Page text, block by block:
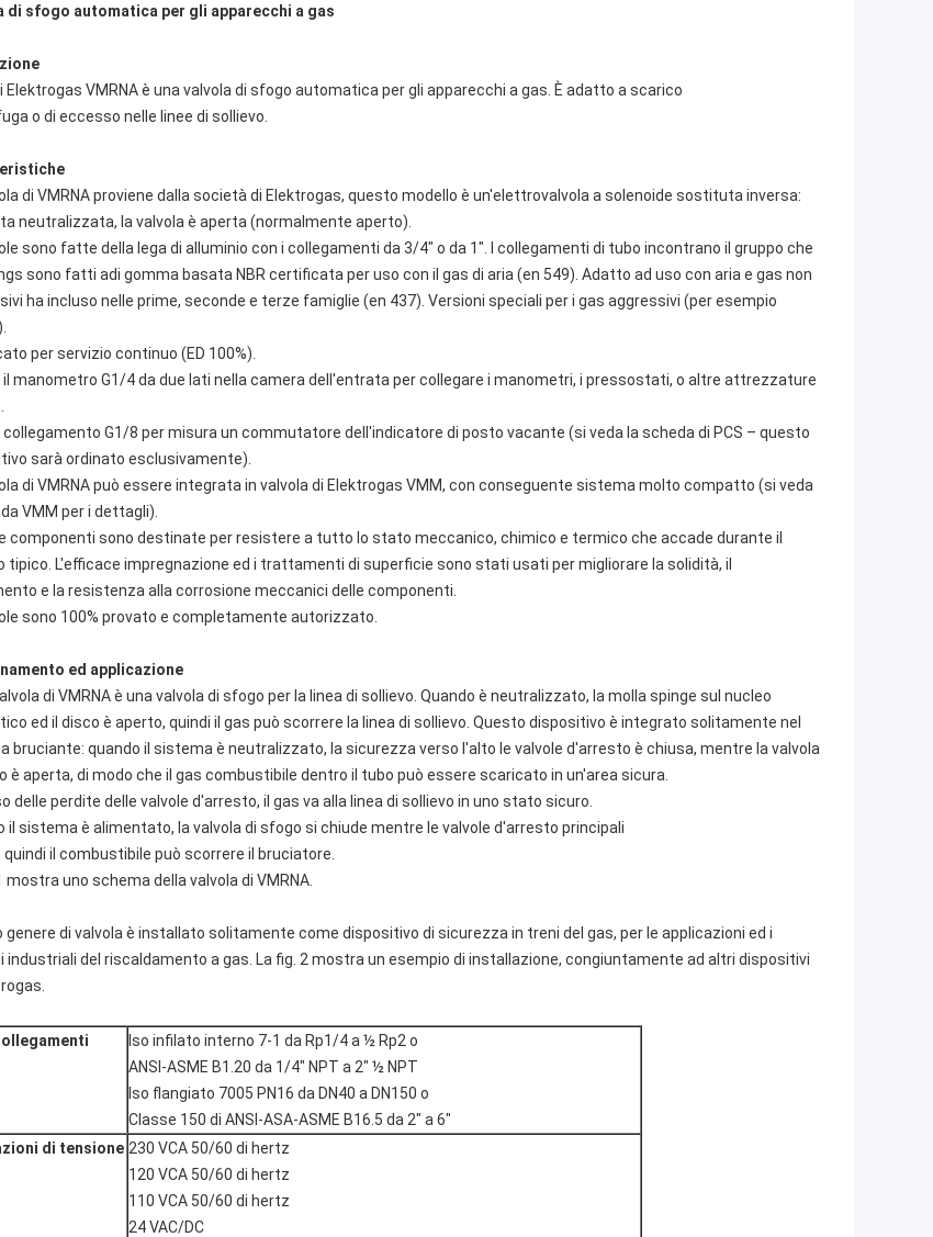
di sfogo automatica per gli apparecchi a gas
Elektrogas VMRNA è una valvola di sfogo automatica per gli apparecchi a gas. È adatto a scarico
o di eccesso nelle linee di sollievo.
di VMRNA proviene dalla società di Elektrogas, questo modello è un'elettrovalvola a solenoide sostituta inversa:
neutralizzata, la valvola è aperta (normalmente aperto).
sono fatte della lega di alluminio con i collegamenti da 3/4" o da 1". I collegamenti di tubo incontrano il gruppo che
sono fatti adi gomma basata NBR certificata per uso con il gas di aria (en 549). Adatto ad uso con aria e gas non
ha incluso nelle prime, seconde e terze famiglie (en 437). Versioni speciali per i gas aggressivi (per esempio
per servizio continuo (ED 100%).
il manometro G1/4 da due lati nella camera dell'entrata per collegare i manometri, i pressostati, o altre attrezzature
collegamento G1/8 per misura un commutatore dell'indicatore di posto vacante (si veda la scheda di PCS – questo
sarà ordinato esclusivamente).
di VMRNA può essere integrata in valvola di Elektrogas VMM, con conseguente sistema molto compatto (si veda
VMM per i dettagli).
componenti sono destinate per resistere a tutto lo stato meccanico, chimico e termico che accade durante il
tipico. L'efficace impregnazione ed i trattamenti di superficie sono stati usati per migliorare la solidità, il
e la resistenza alla corrosione meccanici delle componenti.
sono 100% provato e completamente autorizzato.
ed applicazione
di VMRNA è una valvola di sfogo per la linea di sollievo. Quando è neutralizzato, la molla spinge sul nucleo
ed il disco è aperto, quindi il gas può scorrere la linea di sollievo. Questo dispositivo è integrato solitamente nel
bruciante: quando il sistema è neutralizzato, la sicurezza verso l'alto le valvole d'arresto è chiusa, mentre la valvola
è aperta, di modo che il gas combustibile dentro il tubo può essere scaricato in un'area sicura.
delle perdite delle valvole d'arresto, il gas va alla linea di sollievo in uno stato sicuro.
il sistema è alimentato, la valvola di sfogo si chiude mentre le valvole d'arresto principali
quindi il combustibile può scorrere il bruciatore.
mostra uno schema della valvola di VMRNA.
genere di valvola è installato solitamente come dispositivo di sicurezza in treni del gas, per le applicazioni ed i
industriali del riscaldamento a gas. La fig. 2 mostra un esempio di installazione, congiuntamente ad altri dispositivi
Iso infilato interno 7-1 da Rp1/4 a ½ Rp2 o
ANSI-ASME B1.20 da 1/4" NPT a 2" ½ NPT
Iso flangiato 7005 PN16 da DN40 a DN150 o
Classe 150 di ANSI-ASA-ASME B16.5 da 2" a 6"
di tensione 230 VCA 50/60 di hertz
120 VCA 50/60 di hertz
110 VCA 50/60 di hertz
24 VAC/DC